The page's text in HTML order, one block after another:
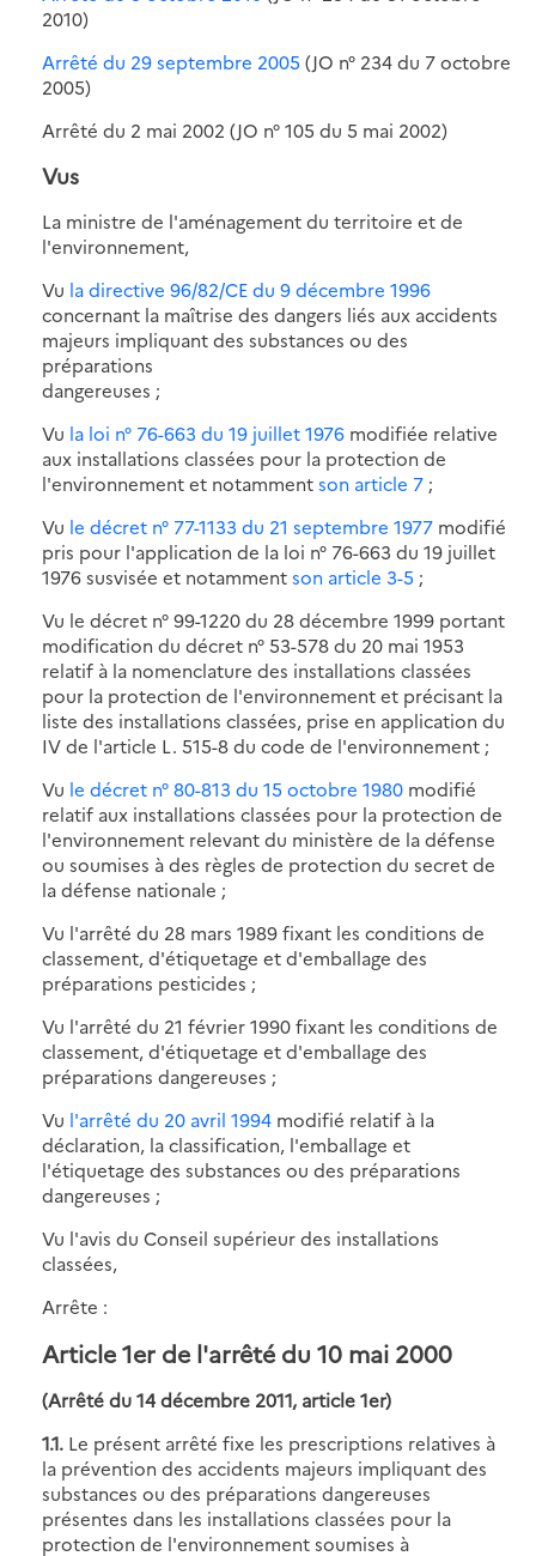
2010)
Arrêté du 29 septembre 2005 (JO n° 234 du 7 octobre
2005)
Arrêté du 2 mai 2002 (JO n° 105 du 5 mai 2002)
Vus
La ministre de l'aménagement du territoire et de
l'environnement,
Vu la directive 96/82/CE du 9 décembre 1996
concernant la maîtrise des dangers liés aux accidents
majeurs impliquant des substances ou des
préparations
dangereuses ;
Vu la loi n° 76-663 du 19 juillet 1976 modifiée relative
aux installations classées pour la protection de
l'environnement et notammentson article 7 ;
Vu le décret n° 77-1133 du 21 septembre 1977 modifié
pris pour l'application de la loi n° 76-663 du 19 juillet
1976 susvisée et notammentson article 3-5 ;
Vu le décret n° 99-1220 du 28 décembre 1999 portant
modification du décret n° 53-578 du 20 mai 1953
relatif à la nomenclature des installations classées
pour la protection de l'environnement et précisant la
liste des installations classées, prise en application du
IV de l'article L. 515-8 du code de l'environnement ;
Vu le décret n° 80-813 du 15 octobre 1980 modifié
relatif aux installations classées pour la protection de
l'environnement relevant du ministère de la défense
ou soumises à des règles de protection du secret de
la défense nationale ;
Vu l'arrêté du 28 mars 1989 fixant les conditions de
classement, d'étiquetage et d'emballage des
préparations pesticides ;
Vu l'arrêté du 21 février 1990 fixant les conditions de
classement, d'étiquetage et d'emballage des
préparations dangereuses ;
Vu l'arrêté du 20 avril 1994 modifié relatif à la
déclaration, la classification, l'emballage et
l'étiquetage des substances ou des préparations
dangereuses ;
Vu l'avis du Conseil supérieur des installations
classées,
Arrête :
Article 1er de l'arrêté du 10 mai 2000
(Arrêté du 14 décembre 2011, article 1er)
1.1. Le présent arrêté fixe les prescriptions relatives à
la prévention des accidents majeurs impliquant des
substances ou des préparations dangereuses
présentes dans les installations classées pour la
protection de l'environnement soumises à